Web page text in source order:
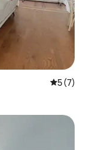
5 ud af 5
5 (7)